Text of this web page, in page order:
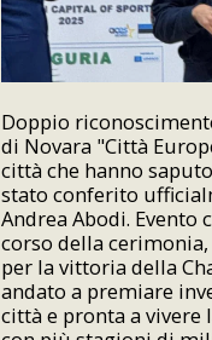
Doppio
di Novara "Città
città che hanno
stato conferito
Andrea Abodi.
corso della
per la vittoria della
andato a premiare
città e pronta a vivere